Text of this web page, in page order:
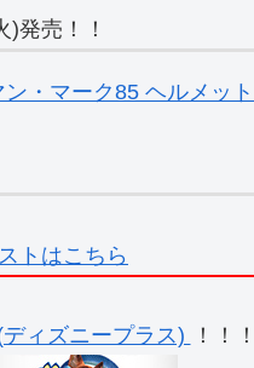
)発売！！
・マーク85 ヘルメッ
トはこちら
ィズニープラス) ！！！